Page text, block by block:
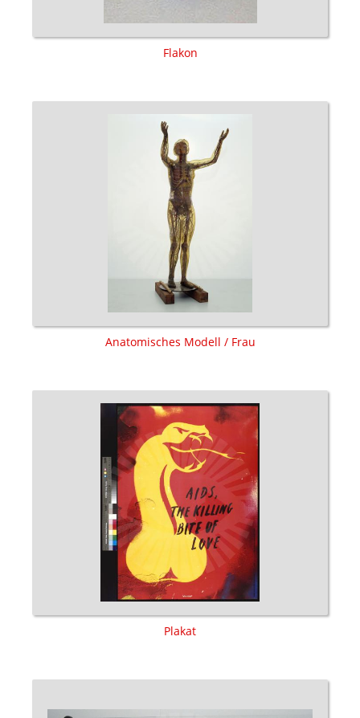
Flakon
Anatomisches Modell / Frau
Plakat